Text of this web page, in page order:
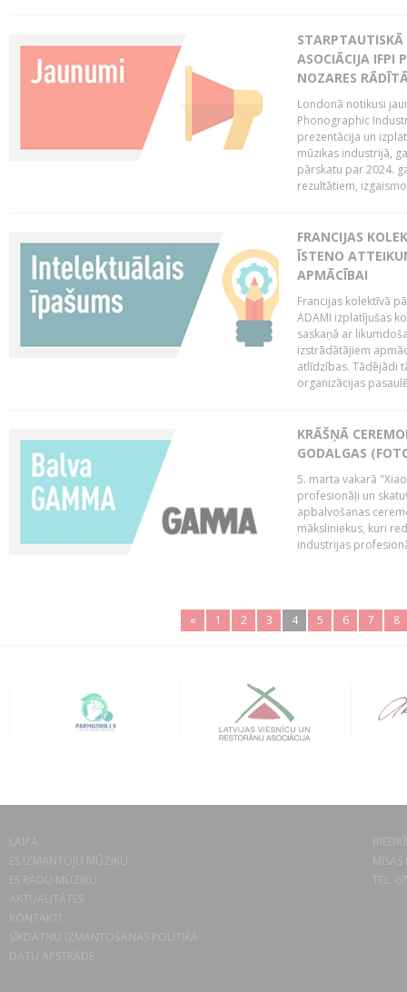
STARPTAUTISKĀ
ASOCIĀCIJA IFPI
NOZARES
Londonā notikusi
Phonographic
prezentācija un
mūzikas industrijā,
pārskatu par 2024.
rezultātiem,
FRANCIJAS
ĪSTENO
APMĀCĪBAI
Francijas kolektīvā
ADAMI izplatījušas
saskaņā ar
izstrādātājiem
atlīdzības. Tādējādi
organizācijas
KRĀŠŅĀ
GODALGAS
5. marta vakarā
profesionāļi un
apbalvošanas
māksliniekus, kuri
industrijas
« 1 2 3 4 5 6 7 8
LAIPA
ES IZMANTOJU MŪZIKU
ES RADU MŪZIKU
AKTUALITĀTES
KONTAKTI
SĪKDATŅU IZMANTOŠANAS POLITIKA
DATU APSTRĀDE
TEL.